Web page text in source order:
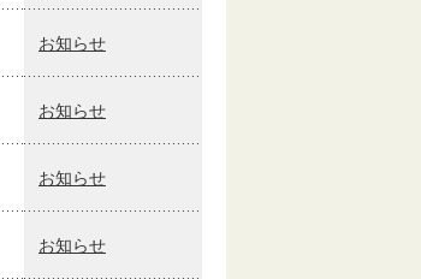
お知らせ
お知らせ
お知らせ
お知らせ